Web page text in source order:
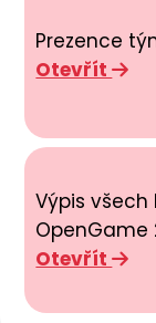
Prezence
Otevřít
Výpis všech
OpenGame
Otevřít